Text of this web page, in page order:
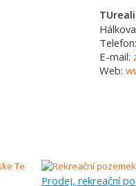
Telefon:
E-mail:
Web:
Prodej, rekreační